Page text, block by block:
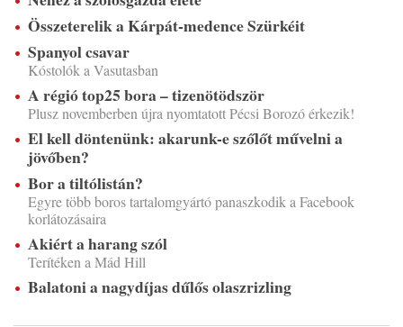
Összeterelik a Kárpát-medence Szürkéit
Spanyol csavar
Kóstolók a Vasutasban
A régió top25 bora – tizenötödször
Plusz novemberben újra nyomtatott Pécsi Borozó érkezik!
El kell döntenünk: akarunk-e szőlőt művelni a
jövőben?
Bor a tiltólistán?
Egyre több boros tartalomgyártó panaszkodik a Facebook
korlátozásaira
Akiért a harang szól
Terítéken a Mád Hill
Balatoni a nagydíjas dűlős olaszrizling